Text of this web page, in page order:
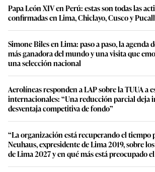
Papa León XIV en Perú: estas son todas las
confirmadas en Lima, Chiclayo, Cusco y
Simone Biles en Lima: paso a paso, la agenda
más ganadora del mundo y una visita que
una selección nacional
Aerolíneas responden a LAP sobre la TUUA a
internacionales: “Una reducción parcial deja
desventaja competitiva de fondo”
“La organización está recuperando el tiempo
Neuhaus, expresidente de Lima 2019, sobre
de Lima 2027 y en qué más está preocupado